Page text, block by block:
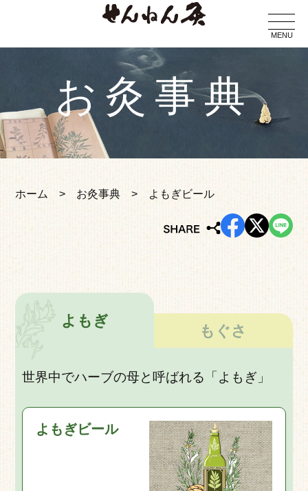
MENU
お灸事典
ホーム お灸事典 よもぎビール
よもぎ
もぐさ
世界中でハーブの母と呼ばれる「よもぎ」
よもぎビール